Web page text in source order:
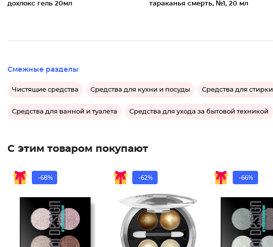
дохлокс гель 20мл
тараканья смерть, №1, 20 мл
Смежные разделы
Чистящие средства Средства для кухни и посуды Средства для стирки
Средства для ванной и туалета Средства для ухода за бытовой техникой
С этим товаром покупают
-68% -62%
Тени 4-
-66%